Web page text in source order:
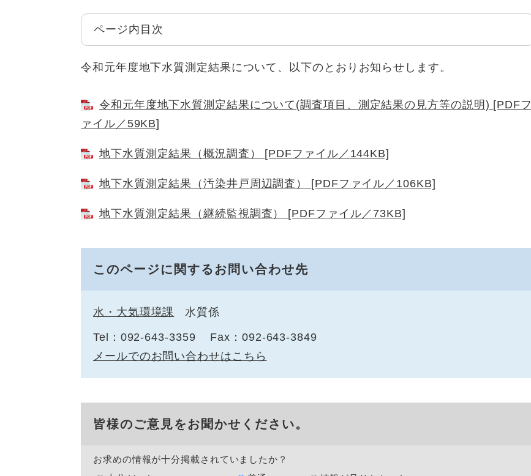
ページ内目次
令和元年度地下水質測定結果について、以下のとおりお知らせします。
令和元年度地下水質測定結果について(調査項目、測定結果の見方等の説明) [PDFフ
ァイル／59KB]
地下水質測定結果（概況調査） [PDFファイル／144KB]
地下水質測定結果（汚染井戸周辺調査） [PDFファイル／106KB]
地下水質測定結果（継続監視調査） [PDFファイル／73KB]
このページに関するお問い合わせ先
水・大気環境課 水質係
Tel：092-643-3359
Fax：092-643-3849
メールでのお問い合わせはこちら
皆様のご意見をお聞かせください。
お求めの情報が十分掲載されていましたか？